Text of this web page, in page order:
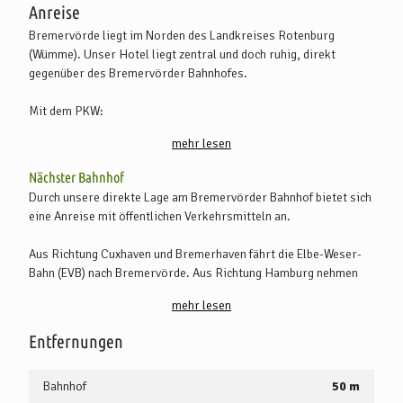
Anreise
Bremervörde liegt im Norden des Landkreises Rotenburg
(Wümme). Unser Hotel liegt zentral und doch ruhig, direkt
gegenüber des Bremervörder Bahnhofes.
Mit dem PKW:
Beverstedt) und der B 71 über Beverstedt, Basdahl und Oerel.
Von Hamburg aus folgen Sie der A 26 und B 73 in Richtung Stade
oder der A 1 in Richtung Bremen (Abfahrt Bockel) und dann der B
71 über Zeven und Selsingen.
Von Bremen und Hannover erreichen Sie Bremervörde über die A
(über Osterholz-Scharmbeck, Hambergen, Basdahl und Oerel).
Von Rotenburg (Wümme) folgen Sie der B 71 (über Zeven und
mehr lesen
Nächster Bahnhof
Durch unsere direkte Lage am Bremervörder Bahnhof bietet sich
eine Anreise mit öffentlichen Verkehrsmitteln an.
Aus Richtung Cuxhaven und Bremerhaven fährt die Elbe-Weser-
Bahn (EVB) nach Bremervörde. Aus Richtung Hamburg nehmen
steigen Sie in die EVB nach Bremervörde um. Nähere Infos zu den
samstags, an jedem ersten Sonntag im Monat und feiertags den
mehr lesen
Entfernungen
Bahnhof 50 m